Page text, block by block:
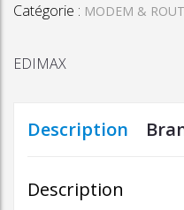
6210N
PORTABLE
Catégorie : MODEM &
EDIMAX
Description
Description